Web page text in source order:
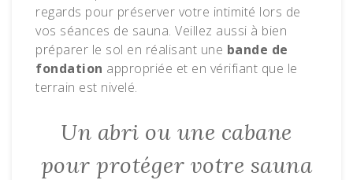
regards pour préserver votre intimité lors de
vos séances de sauna. Veillez aussi à bien
préparer le sol en réalisant une bande de
fondation appropriée et en vérifiant que le
terrain est nivelé.
Un abri ou une cabane
pour protéger votre sauna